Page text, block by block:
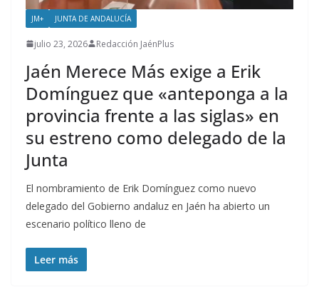
JM+ JUNTA DE ANDALUCÍA
julio 23, 2026 Redacción JaénPlus
Jaén Merece Más exige a Erik
Domínguez que «anteponga a la
provincia frente a las siglas» en
su estreno como delegado de la
Junta
El nombramiento de Erik Domínguez como nuevo
delegado del Gobierno andaluz en Jaén ha abierto un
escenario político lleno de
Leer más